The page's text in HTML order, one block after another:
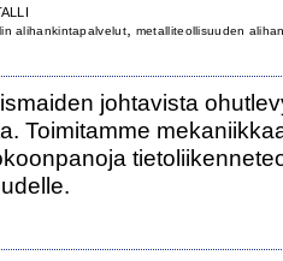
alihankintapalvelut, metalliteollisuuden
johtavista
Toimitamme